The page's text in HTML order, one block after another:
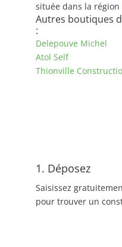
située dans la région
Autres boutiques
:
Delepouve Michel
Atol Self
Thionville
1. Déposez
Saisissez
pour trouver un